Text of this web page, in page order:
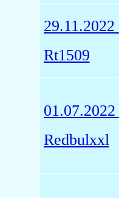
29.11.2022
Rt1509
01.07.2022
Redbulxxl